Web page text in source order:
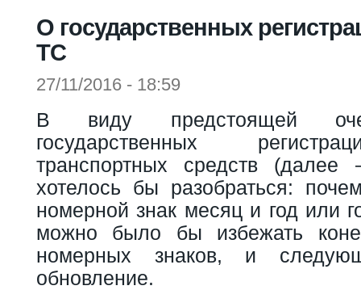
О государственных
ТС
27/11/2016 - 18:59
В виду предстоящей
государственных
транспортных средств (далее
хотелось бы разобраться:
номерной знак месяц и год или
можно было бы избежать
номерных знаков, и
обновление.